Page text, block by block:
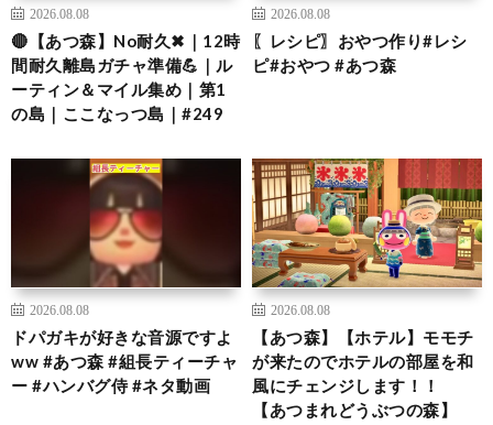
2026.08.08
🔴【あつ森】No耐久✖｜12時
間耐久離島ガチャ準備💪｜ル
ーティン＆マイル集め｜第1
の島｜ここなっつ島｜#249
2026.08.08
〖レシピ〗おやつ作り#レシ
ピ#おやつ #あつ森
2026.08.08
ドパガキが好きな音源ですよ
ww #あつ森 #組長ティーチャ
ー #ハンバグ侍 #ネタ動画
2026.08.08
【あつ森】【ホテル】モモチ
が来たのでホテルの部屋を和
風にチェンジします！！
【あつまれどうぶつの森】